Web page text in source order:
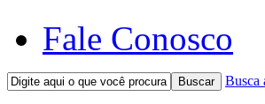
Fale Conosco
Buscar Busca